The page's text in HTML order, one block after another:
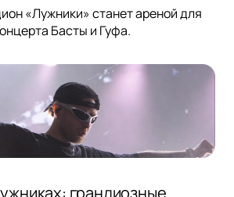
«Лужники» станет ареной для
Басты и Гуфа.